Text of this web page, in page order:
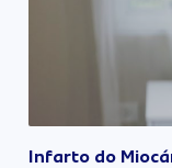
Infarto do